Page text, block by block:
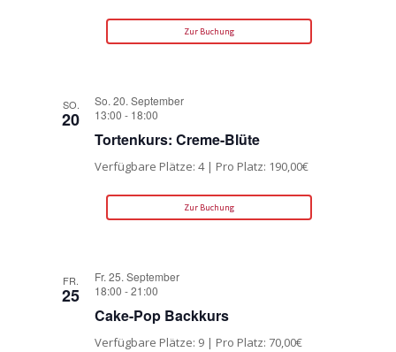
Zur Buchung
SO.
20
So. 20. September
13:00 - 18:00
Tortenkurs: Creme-Blüte
Verfügbare Plätze: 4 | Pro Platz: 190,00€
Zur Buchung
FR.
25
Fr. 25. September
18:00 -21:00
Cake-Pop Backkurs
Verfügbare Plätze: 9 | Pro Platz: 70,00€